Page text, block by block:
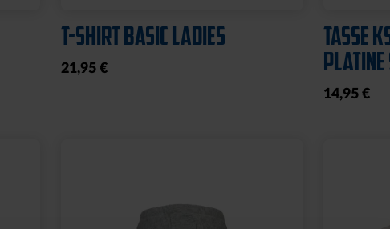
T-SHIRT BASIC LADIES
21,95 €
TASSE
14,95 €